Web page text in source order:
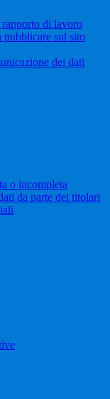
di lavoro
pubblicare sul sito
dei dati
o incompleta
da parte dei titolari